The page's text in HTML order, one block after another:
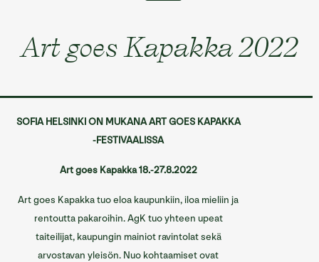
Etusivu
Tapahtumat ja kokoukset
Yksityistilaisuudet
Sofian tilat
Info/Historia
Art goes Kapakka 2022
SOFIA HELSINKI ON MUKANA ART GOES KAPAKKA
-FESTIVAALISSA
Art goes Kapakka 18.-27.8.2022
Art goes Kapakka tuo eloa kaupunkiin, iloa mieliin ja
rentoutta pakaroihin. AgK tuo yhteen upeat
taiteilijat, kaupungin mainiot ravintolat sekä
arvostavan yleisön. Nuo kohtaamiset ovat